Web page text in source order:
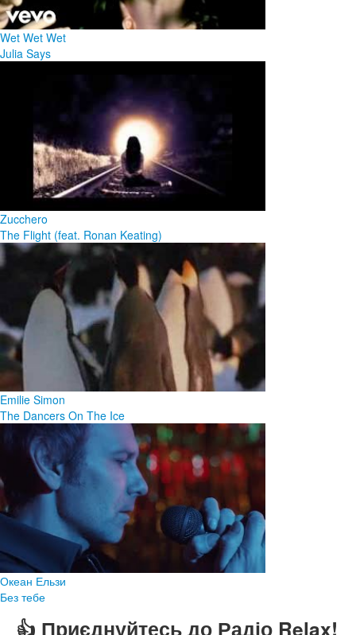
Wet Wet Wet
Julia Says
Zucchero
The Flight (feat. Ronan Keating)
Emilie Simon
The Dancers On The Ice
Океан Ельзи
Без тебе
👍 Приєднуйтесь до Радіо Relax!